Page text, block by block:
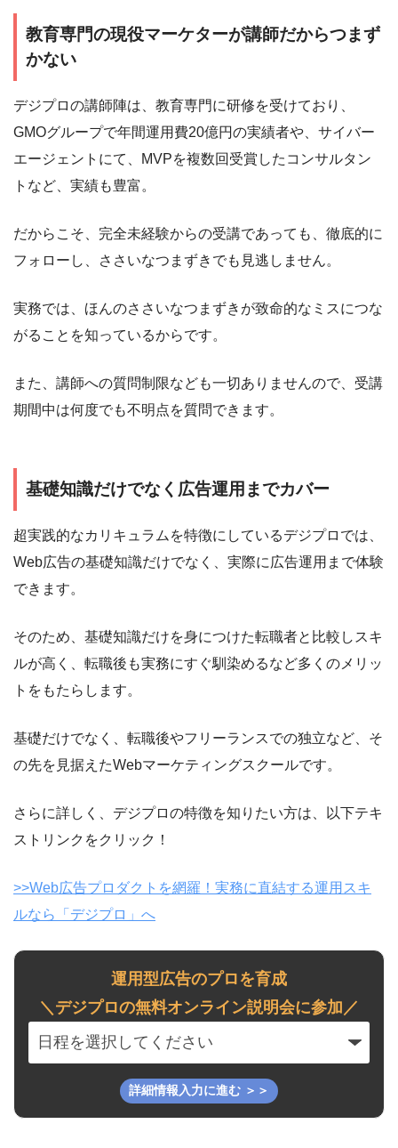
教育専門の現役マーケターが講師だからつまず
かない
デジプロの講師陣は、教育専門に研修を受けており、
GMOグループで年間運用費20億円の実績者や、サイバー
エージェントにて、MVPを複数回受賞したコンサルタン
トなど、実績も豊富。
だからこそ、完全未経験からの受講であっても、徹底的に
フォローし、ささいなつまずきでも見逃しません。
実務では、ほんのささいなつまずきが致命的なミスにつな
がることを知っているからです。
また、講師への質問制限なども一切ありませんので、受講
期間中は何度でも不明点を質問できます。
基礎知識だけでなく広告運用までカバー
超実践的なカリキュラムを特徴にしているデジプロでは、
Web広告の基礎知識だけでなく、実際に広告運用まで体験
できます。
そのため、基礎知識だけを身につけた転職者と比較しスキ
ルが高く、転職後も実務にすぐ馴染めるなど多くのメリッ
トをもたらします。
基礎だけでなく、転職後やフリーランスでの独立など、そ
の先を見据えたWebマーケティングスクールです。
さらに詳しく、デジプロの特徴を知りたい方は、以下テキ
ストリンクをクリック！
>>Web広告プロダクトを網羅！実務に直結する運用スキ
ルなら「デジプロ」へ
運用型広告のプロを育成
＼デジプロの無料オンライン説明会に参加／